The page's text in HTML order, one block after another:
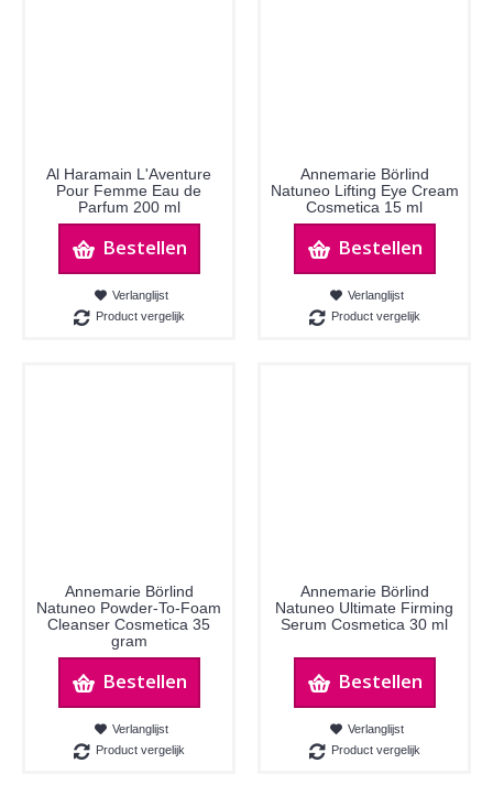
Al Haramain L'Aventure
Pour Femme Eau de
Parfum 200 ml
Bestellen
Verlanglijst
Product vergelijk
Annemarie Börlind
Natuneo Lifting Eye Cream
Cosmetica 15 ml
Bestellen
Verlanglijst
Product vergelijk
Annemarie Börlind
Natuneo Powder-To-Foam
Cleanser Cosmetica 35
gram
Bestellen
Verlanglijst
Product vergelijk
Annemarie Börlind
Natuneo Ultimate Firming
Serum Cosmetica 30 ml
Bestellen
Verlanglijst
Product vergelijk